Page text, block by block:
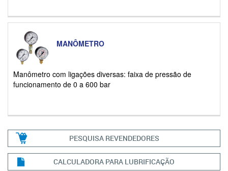
MANÔMETRO
Manômetro com ligações diversas: faixa de pressão de
funcionamento de 0 a 600 bar
PESQUISA REVENDEDORES
CALCULADORA PARA LUBRIFICAÇÃO